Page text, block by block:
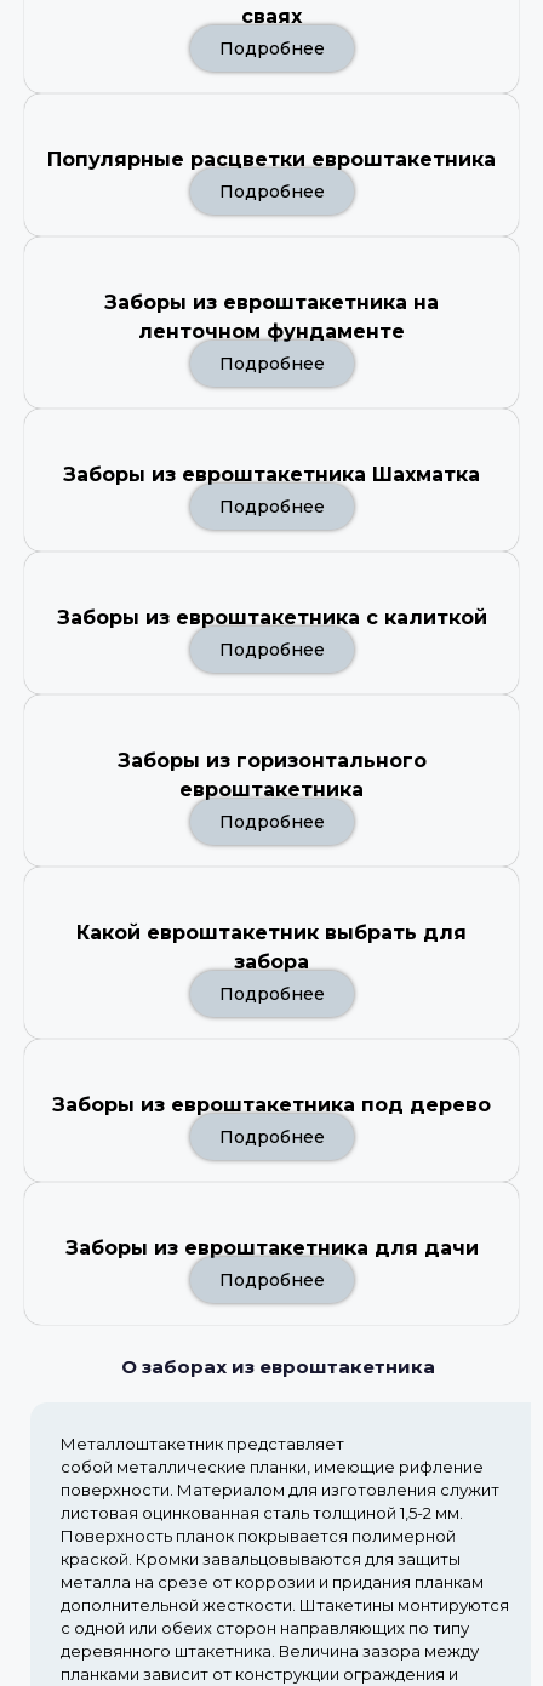
сваях
Подробнее
Популярные расцветки евроштакетника
Подробнее
Заборы из евроштакетника на
ленточном фундаменте
Подробнее
Заборы из евроштакетника Шахматка
Подробнее
Заборы из евроштакетника с калиткой
Подробнее
Заборы из горизонтального
евроштакетника
Подробнее
Какой евроштакетник выбрать для
забора
Подробнее
Заборы из евроштакетника под дерево
Подробнее
Заборы из евроштакетника для дачи
Подробнее
О заборах из евроштакетника
Металлоштакетник представляет
собой металлические планки, имеющие рифление
поверхности. Материалом для изготовления служит
листовая оцинкованная сталь толщиной 1,5-2 мм.
Поверхность планок покрывается полимерной
краской. Кромки завальцовываются для защиты
металла на срезе от коррозии и придания планкам
дополнительной жесткости. Штакетины монтируются
с одной или обеих сторон направляющих по типу
деревянного штакетника. Величина зазора между
планками зависит от конструкции ограждения и